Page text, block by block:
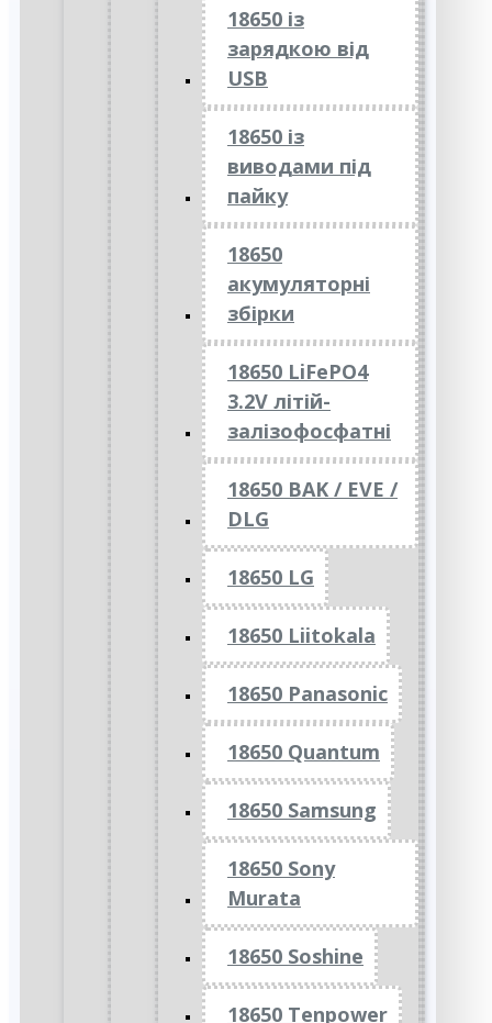
18650 із
зарядкою від
USB
18650 із
виводами під
пайку
18650
акумуляторні
збірки
18650 LiFePO4
3.2V літій-
залізофосфатні
18650 BAK / EVE /
DLG
18650 LG
18650 Liitokala
18650 Panasonic
18650 Quantum
18650 Samsung
18650 Sony
Murata
18650 Soshine
18650 Tenpower